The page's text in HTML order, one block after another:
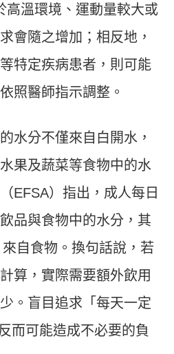
高溫環境、運動量較大或
會隨之增加；相反地，
特定疾病患者，則可能
照醫師指示調整。
水分不僅來自白開水，
果及蔬菜等食物中的水
EFSA）指出，成人每日
品與食物中的水分，其
自食物。換句話說，若
算，實際需要額外飲用
。盲目追求「每天一定
而可能造成不必要的負